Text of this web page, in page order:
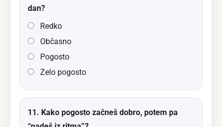
dan?
Redko
Občasno
Pogosto
Zelo pogosto
11. Kako pogosto začneš dobro, potem pa